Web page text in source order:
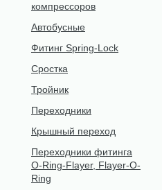
компрессоров
Автобусные
Фитинг Spring-Lock
Сростка
Тройник
Переходники
Крышный переход
Переходники фитинга
O-Ring-Flayer, Flayer-O-
Ring